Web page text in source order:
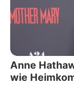
Anne
wie